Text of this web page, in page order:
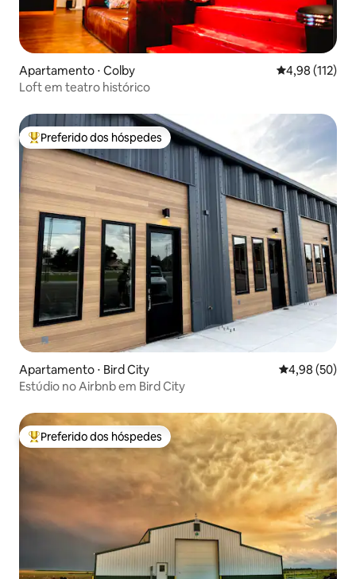
Apartamento ⋅ Colby 4,98 de uma
4,98 (112)
Loft em teatro histórico
Entre os melhores preferidos dos hóspedes
Preferido dos hóspedes
Apartamento ⋅ Bird City 4,98 de uma
4,98 (50)
Estúdio no Airbnb em Bird City
Entre os melhores preferidos dos hóspedes
Preferido dos hóspedes